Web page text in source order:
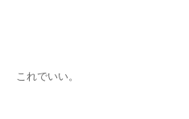
これでいい。